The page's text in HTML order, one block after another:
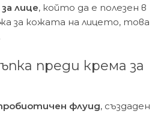
лице, който да е полезен в
за кожата на лицето, това
преди крема за
флуид, създаден